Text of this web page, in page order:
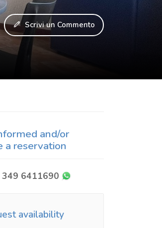
Scrivi un Commento
and/or
a reservation
349 6411690
availability